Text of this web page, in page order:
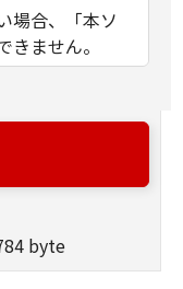
場合、「本ソ
ません。
ン製品」を利
製品」に直接
トウェア」を
byte